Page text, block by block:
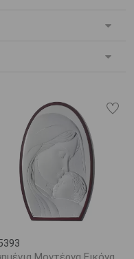
και ιδιαίτερο δώρο